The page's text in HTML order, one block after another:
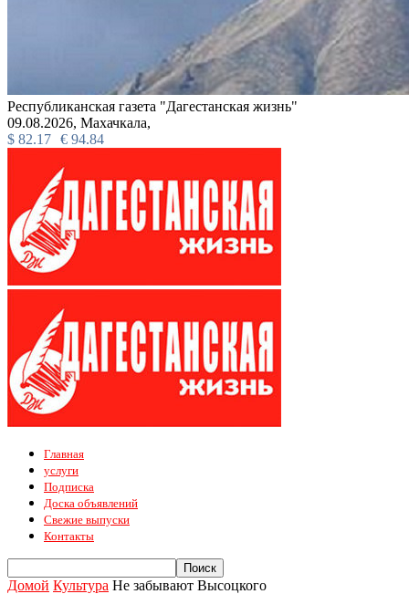
Республиканская газета "Дагестанская жизнь"
09.08.2026, Махачкала,
$ 82.17 € 94.84
Главная
услуги
Подписка
Доска объявлений
Свежие выпуски
Контакты
Домой Культура Не забывают Высоцкого